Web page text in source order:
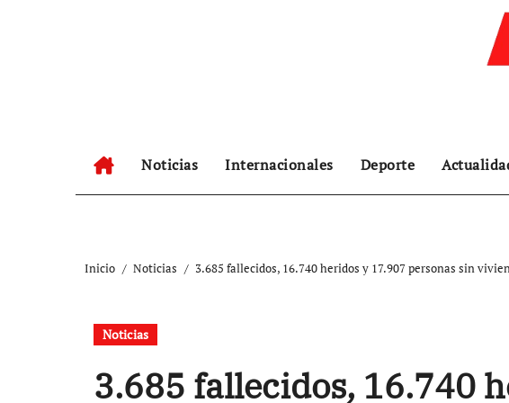
Noticias Internacionales Deporte
Inicio Noticias 3.685 fallecidos, 16.740 heridos y 17.907 personas sin
Noticias
3.685 fallecidos, 16.740